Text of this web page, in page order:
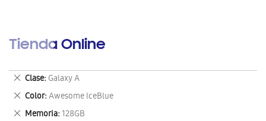
Tienda Online
Clase Galaxy A
Eliminar
este
artículo
Color Awesome IceBlue
Eliminar
este
Memoria 128GB
Eliminar